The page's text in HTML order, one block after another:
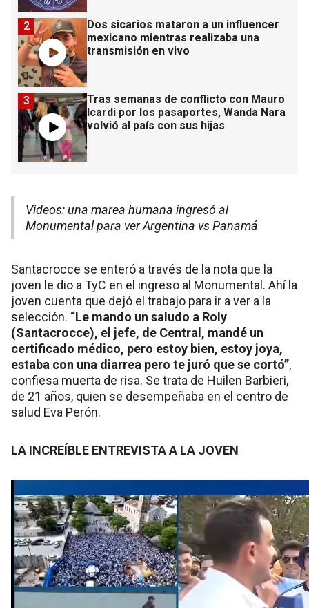
Dos sicarios mataron a un influencer
mexicano mientras realizaba una
transmisión en vivo
2
Tras semanas de conflicto con Mauro
Icardi por los pasaportes, Wanda Nara
volvió al país con sus hijas
3
Videos: una marea humana ingresó al
Monumental para ver Argentina vs Panamá
Santacrocce se enteró a través de la nota que la
joven le dio a TyC en el ingreso al Monumental. Ahí la
joven cuenta que dejó el trabajo para ir a ver a la
selección. “Le mando un saludo a Roly
(Santacrocce), el jefe, de Central, mandé un
certificado médico, pero estoy bien, estoy joya,
estaba con una diarrea pero te juró que se cortó”,
confiesa muerta de risa. Se trata de Huilen Barbieri,
de 21 años, quien se desempeñaba en el centro de
salud Eva Perón.
LA INCREÍBLE ENTREVISTA A LA JOVEN